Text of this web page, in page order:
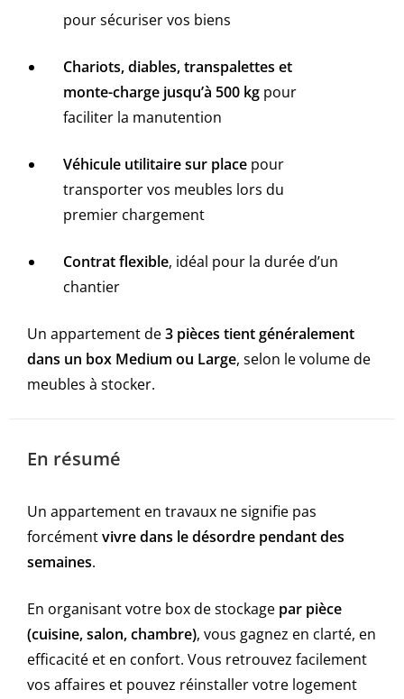
pour sécuriser vos biens
Chariots, diables, transpalettes et
monte-charge jusqu’à 500 kg pour
faciliter la manutention
Véhicule utilitaire sur place pour
transporter vos meubles lors du
premier chargement
Contrat flexible, idéal pour la durée d’un
chantier
Un appartement de3 pièces tient généralement
dans un box Medium ou Large, selon le volume de
meubles à stocker.
En résumé
Un appartement en travaux ne signifie pas
forcémentvivre dans le désordre pendant des
semaines.
En organisant votre box de stockage par pièce
(cuisine, salon, chambre), vous gagnez en clarté, en
efficacité et en confort. Vous retrouvez facilement
vos affaires et pouvez réinstaller votre logement